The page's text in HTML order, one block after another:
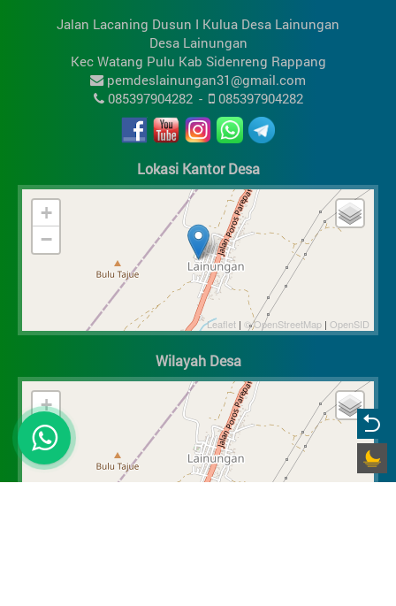
Rp. 132.000.000,00 Rp. 158.400.000,00
83.33%
Jalan Lacaning Dusun I Kulua Desa Lainungan
Desa Lainungan
Kec Watang Pulu Kab Sidenreng Rappang
pemdeslainungan31@gmail.com
085397904282 - 085397904282
Lokasi Kantor Desa
+
−
Leaflet | © OpenStreetMap | OpenSID
Wilayah Desa
+
−